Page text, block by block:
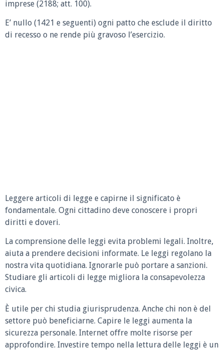
imprese (2188; att. 100).
E’ nullo (1421 e seguenti) ogni patto che esclude il diritto
di recesso o ne rende più gravoso l’esercizio.
Leggere articoli di legge e capirne il significato è
fondamentale. Ogni cittadino deve conoscere i propri
diritti e doveri.
La comprensione delle leggi evita problemi legali. Inoltre,
aiuta a prendere decisioni informate. Le leggi regolano la
nostra vita quotidiana. Ignorarle può portare a sanzioni.
Studiare gli articoli di legge migliora la consapevolezza
civica.
È utile per chi studia giurisprudenza. Anche chi non è del
settore può beneficiarne. Capire le leggi aumenta la
sicurezza personale. Internet offre molte risorse per
approfondire. Investire tempo nella lettura delle leggi è un